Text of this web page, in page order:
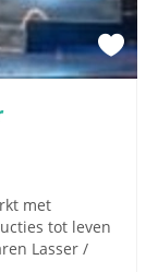
met
tot leven
Lasser /